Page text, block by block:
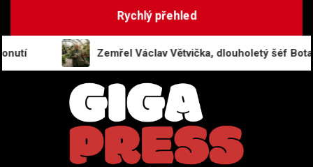
Rychlý přehled
Zemřel Václav Větvička, dlouholetý šéf Botanické